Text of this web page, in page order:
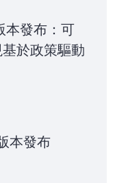
發布：可
於政策驅動
本發布